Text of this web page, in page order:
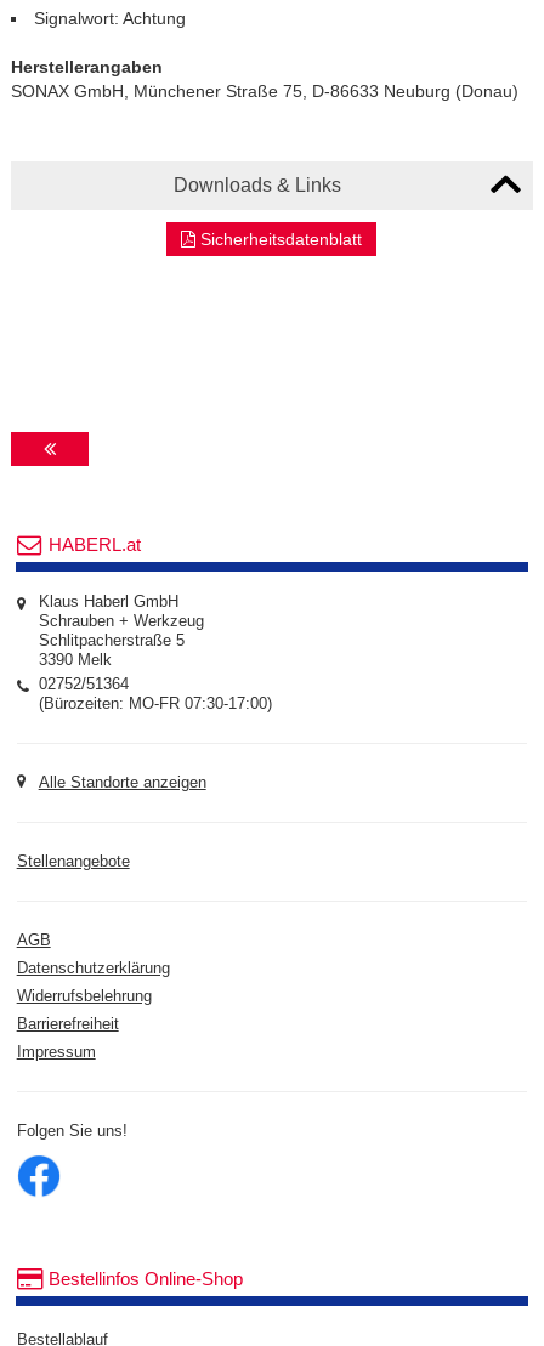
Signalwort: Achtung
Herstellerangaben
SONAX GmbH, Münchener Straße 75, D-86633 Neuburg (Donau)
Downloads & Links
Sicherheitsdatenblatt
HABERL.at
Klaus Haberl GmbH
Schrauben + Werkzeug
Schlitpacherstraße 5
3390 Melk
02752/51364
(Bürozeiten: MO-FR 07:30-17:00)
Alle Standorte anzeigen
Stellenangebote
AGB
Datenschutzerklärung
Widerrufsbelehrung
Barrierefreiheit
Impressum
Folgen Sie uns!
Bestellinfos Online-Shop
Bestellablauf